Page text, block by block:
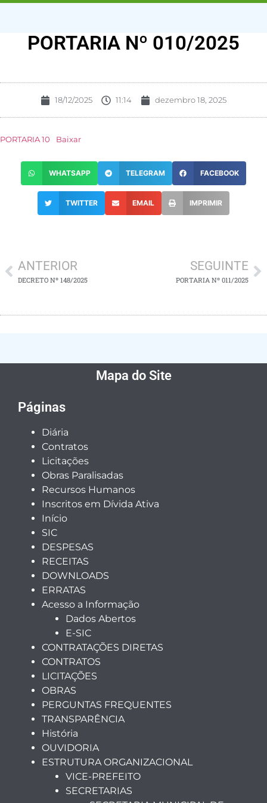
PORTARIA Nº 010/2025
18/12/2025 11:14 dezembro 18, 2025
PORTARIA 10 Baixar
WHATSAPP TELEGRAM FACEBOOK
TWITTER EMAIL IMPRIMIR
ANTERIOR
DECRETO Nº 148/2025
SEGUINTE
PORTARIA Nº 011/2025
Mapa do Site
Páginas
Diária
Contratos
Licitações
Obras Paralisadas
Recursos Humanos
Inscritos em Dívida Ativa
Início
SIC
DESPESAS
RECEITAS
DOWNLOADS
ERRATAS
Acesso a Informação
Dados Abertos
E-SIC
CONTRATAÇÕES DIRETAS
CONTRATOS
LICITAÇÕES
OBRAS
PERGUNTAS FREQUENTES
TRANSPARÊNCIA
História
OUVIDORIA
ESTRUTURA ORGANIZACIONAL
VICE-PREFEITO
SECRETARIAS